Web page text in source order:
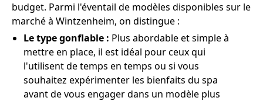
budget. Parmi l'éventail de modèles disponibles sur le
marché à Wintzenheim, on distingue :
Le type gonflable : Plus abordable et simple à
mettre en place, il est idéal pour ceux qui
l'utilisent de temps en temps ou si vous
souhaitez expérimenter les bienfaits du spa
avant de vous engager dans un modèle plus